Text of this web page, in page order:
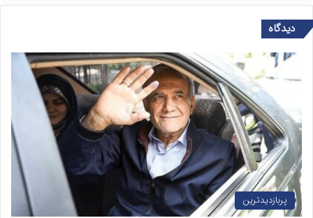
دیدگاه
پربازدیدترین